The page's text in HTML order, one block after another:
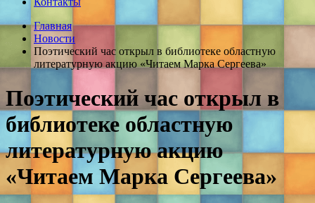
Главная
Новости
Поэтический час открыл в библиотеке областную
литературную акцию «Читаем Марка Сергеева»
Поэтический час открыл в
библиотеке областную
литературную акцию
«Читаем Марка Сергеева»